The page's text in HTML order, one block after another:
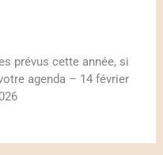
prévus cette année, si
agenda – 14 février